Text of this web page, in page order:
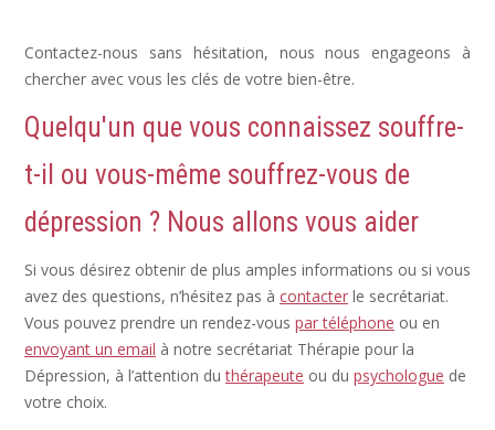
Contactez-nous sans hésitation, nous nous engageons à
chercher avec vous les clés de votre bien-être.
Quelqu'un que vous connaissez souffre-
t-il ou vous-même souffrez-vous de
dépression ? Nous allons vous aider
Si vous désirez obtenir de plus amples informations ou si vous
avez des questions, n’hésitez pas à contacter le secrétariat.
Vous pouvez prendre un rendez-vous par téléphone ou en
envoyant un email à notre secrétariat Thérapie pour la
Dépression, à l’attention duthérapeute ou du psychologue de
votre choix.